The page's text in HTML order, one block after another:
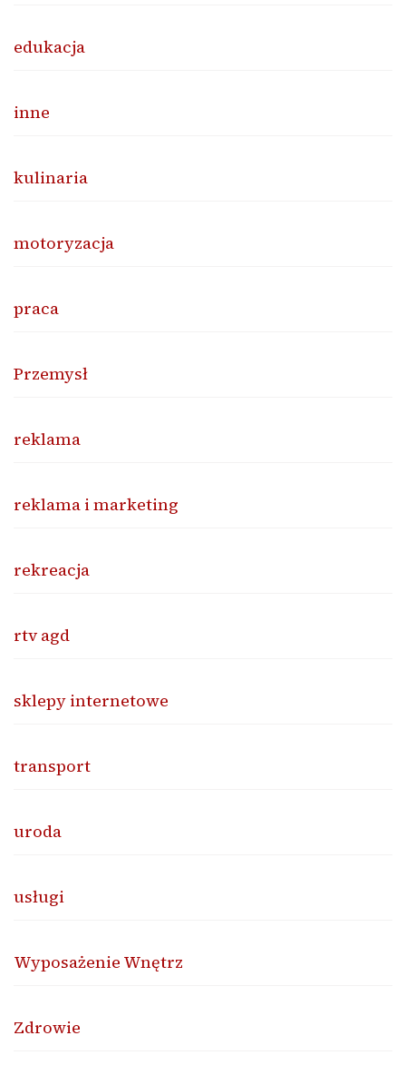
edukacja
inne
kulinaria
motoryzacja
praca
Przemysł
reklama
reklama i marketing
rekreacja
rtv agd
sklepy internetowe
transport
uroda
usługi
Wyposażenie Wnętrz
Zdrowie